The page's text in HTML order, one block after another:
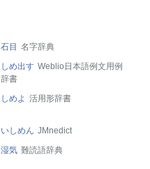
石目 名字辞典
しめ出す Weblio日本語例文用例
辞書
しめよ 活用形辞書
いしめん JMnedict
湿気 難読語辞典